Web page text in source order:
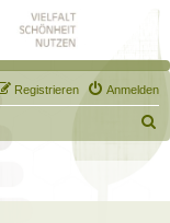
Anmelden
Registrieren
u
h